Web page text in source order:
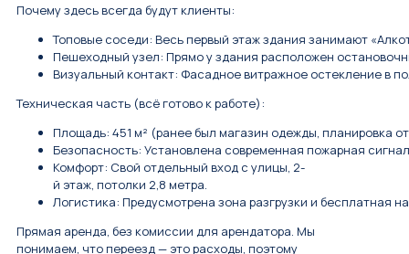
Почему здесь всегда будут клиенты:
Топовые соседи: Весь первый этаж здания занимают
Пешеходный узел: Прямо у здания расположен
Визуальный контакт: Фасадное витражное остекление в
Техническая часть (всё готово к работе):
Площадь: 451 м² (ранее был магазин одежды, планировка
Безопасность: Установлена современная пожарная
Комфорт: Свой отдельный вход с улицы, 2-
й этаж, потолки 2,8 метра.
Логистика: Предусмотрена зона разгрузки и бесплатная
Прямая аренда, без комиссии для арендатора. Мы
понимаем, что переезд — это расходы, поэтому